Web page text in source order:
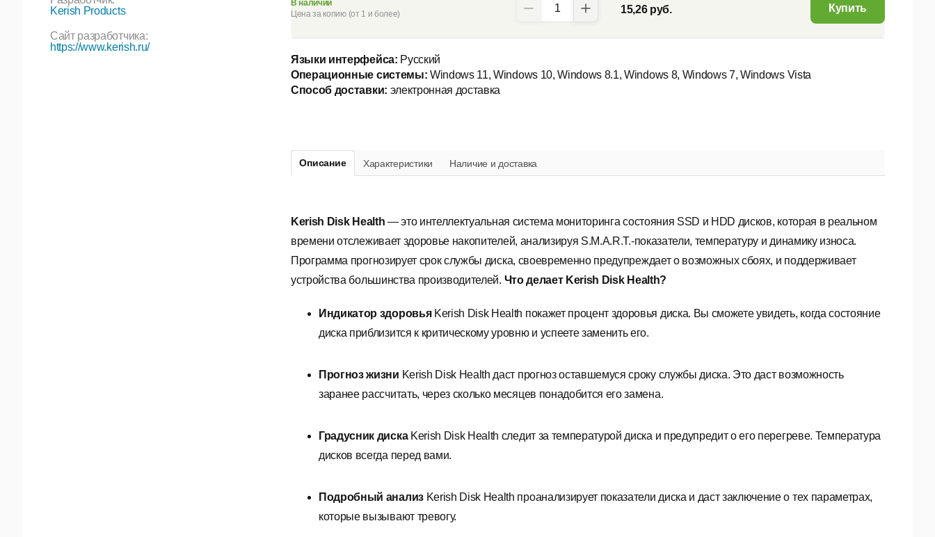
Kerish Products
Сайт разработчика:
https://www.kerish.ru/
Описание Характеристики Наличие и доставка
Kerish Disk Health — это интеллектуальная система мониторинга состояния SSD и HDD дисков, которая в реальном
времени отслеживает здоровье накопителей, анализируя S.M.A.R.T.-показатели, температуру и динамику износа.
Программа прогнозирует срок службы диска, своевременно предупреждает о возможных сбоях, и поддерживает
устройства большинства производителей. Что делает Kerish Disk Health?
Индикатор здоровья Kerish Disk Health покажет процент здоровья диска. Вы сможете увидеть, когда состояние
диска приблизится к критическому уровню и успеете заменить его.
Прогноз жизни Kerish Disk Health даст прогноз оставшемуся сроку службы диска. Это даст возможность
заранее рассчитать, через сколько месяцев понадобится его замена.
Градусник диска Kerish Disk Health следит за температурой диска и предупредит о его перегреве. Температура
дисков всегда перед вами.
Подробный анализ Kerish Disk Health проанализирует показатели диска и даст заключение о тех параметрах,
которые вызывают тревогу.
В наличии
Цена за копию (от 1 и более)
15,26 руб. Купить
Языки интерфейса: Русский
Операционные системы: Windows 11, Windows 10, Windows 8.1, Windows 8, Windows 7, Windows Vista
Способ доставки: электронная доставка